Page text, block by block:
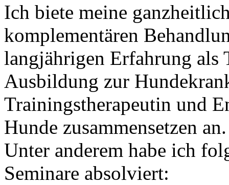
Ich biete meine
komplementären
langjährigen Erfahrung als
Ausbildung zur
Trainingstherapeutin und
Hunde zusammensetzen an.
Unter anderem habe ich
Seminare absolviert: